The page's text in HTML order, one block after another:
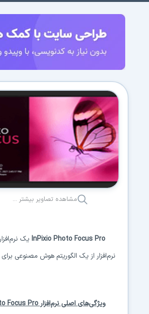
مشاهده تصاویر بیشتر ...
InPixio Photo Focus Pro یک
نرم‌افزار از یک الگوریتم هوش مصنوعی
ویژگی‌های اصلی نرم‌افزارFocus Pro